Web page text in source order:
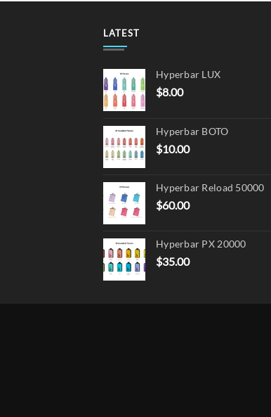
LATEST
Hyperbar LUX
$8.00
Hyperbar BOTO
$10.00
Hyperbar Reload 50000
$60.00
Hyperbar PX 20000
$35.00